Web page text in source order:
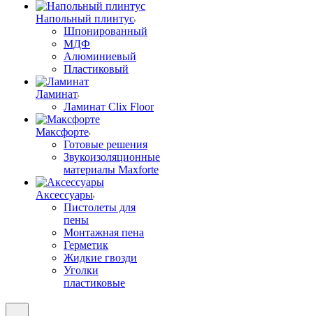
Напольный плинтус
Шпонированный
МДФ
Алюминиевый
Пластиковый
Ламинат
Ламинат Clix Floor
Максфорте
Готовые решения
Звукоизоляционные
материалы Maxforte
Аксессуары
Пистолеты для
пены
Монтажная пена
Герметик
Жидкие гвозди
Уголки
пластиковые